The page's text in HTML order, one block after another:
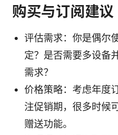
购买与订阅建议
评估需求：你是偶尔
定？是否需要多设备
需求？
价格策略：考虑年度
注促销期，很多时候
赠送功能。